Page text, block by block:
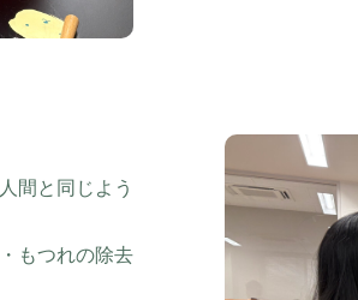
間と同じよう
もつれの除去